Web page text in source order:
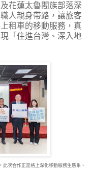
花蓮太魯閣族部落深
人親身帶路，讓旅客
租車的移動服務，真
「住進台灣、深入地
次合作正是格上深化移動服務生態系、